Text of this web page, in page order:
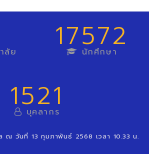
ลัย 17572
นักศึกษา
1521
บุคลากร
ณ วันที่ 13 กุมภาพันธ์ 2568 เวลา 10.33 น.